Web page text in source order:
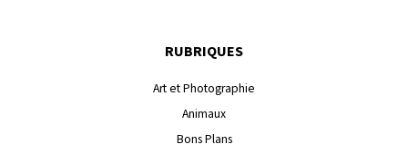
RUBRIQUES
Art et Photographie
Animaux
Bons Plans